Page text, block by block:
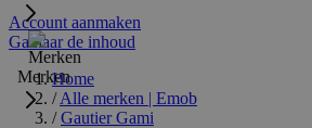
Merken
Account aanmaken
Ga naar de inhoud
Home
/ Alle merken | Emob
/ Gautier Gami